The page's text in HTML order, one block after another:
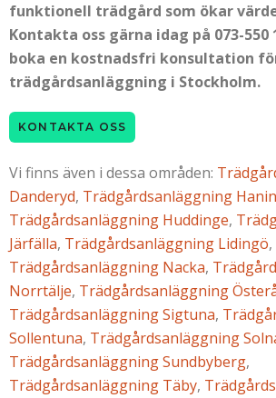
funktionell trädgård som ökar
Kontakta oss gärna idag på 073-550
boka en kostnadsfri konsultation
trädgårdsanläggning i Stockholm.
KONTAKTA OSS
Vi finns även i dessa områden:
Danderyd, Trädgårdsanläggning
Trädgårdsanläggning Huddinge,
Järfälla, Trädgårdsanläggning Lidingö,
Trädgårdsanläggning Nacka,
Norrtälje, Trädgårdsanläggning
Trädgårdsanläggning Sigtuna,
Sollentuna, Trädgårdsanläggning
Trädgårdsanläggning Sundbyberg,
Trädgårdsanläggning Täby,